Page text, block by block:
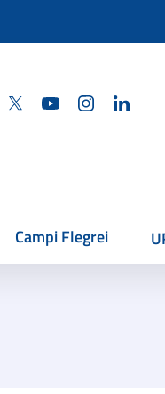
Facebook
Twitter YouTube Instagram
Campi Flegrei